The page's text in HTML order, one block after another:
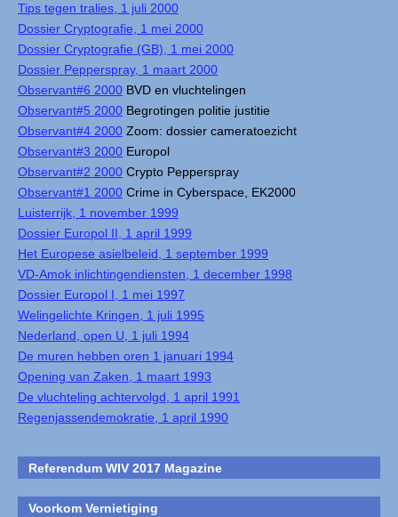
Tips tegen tralies, 1 juli 2000
Dossier Cryptografie, 1 mei 2000
Dossier Cryptografie (GB), 1 mei 2000
Dossier Pepperspray, 1 maart 2000
Observant#6 2000 BVD en vluchtelingen
Observant#5 2000 Begrotingen politie justitie
Observant#4 2000 Zoom: dossier cameratoezicht
Observant#3 2000 Europol
Observant#2 2000 Crypto Pepperspray
Observant#1 2000 Crime in Cyberspace, EK2000
Luisterrijk, 1 november 1999
Dossier Europol II, 1 april 1999
Het Europese asielbeleid, 1 september 1999
VD-Amok inlichtingendiensten, 1 december 1998
Dossier Europol I, 1 mei 1997
Welingelichte Kringen, 1 juli 1995
Nederland, open U, 1 juli 1994
De muren hebben oren 1 januari 1994
Opening van Zaken, 1 maart 1993
De vluchteling achtervolgd, 1 april 1991
Regenjassendemokratie, 1 april 1990
Referendum WIV 2017 Magazine
Voorkom Vernietiging